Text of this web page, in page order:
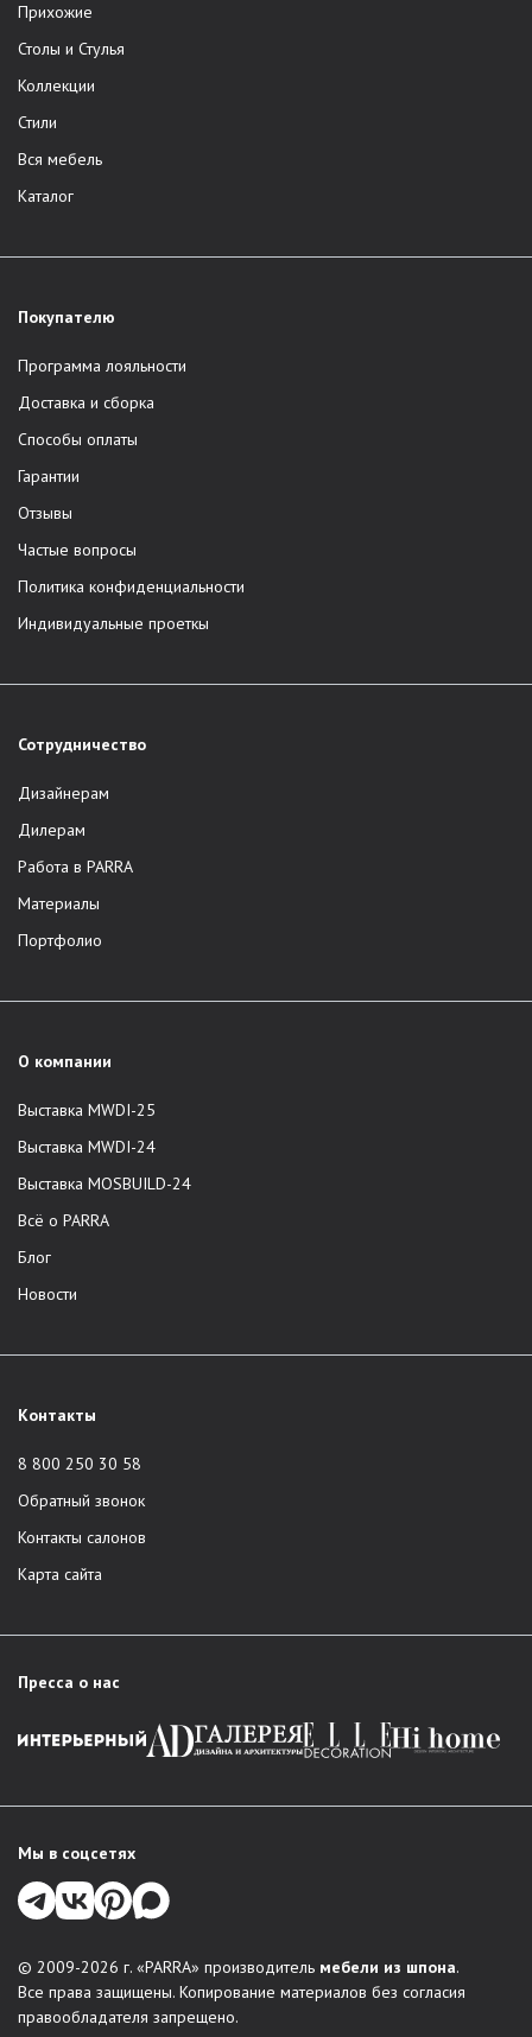
Прихожие
Столы и Стулья
Коллекции
Стили
Вся мебель
Каталог
Покупателю
Программа лояльности
Доставка и сборка
Способы оплаты
Гарантии
Отзывы
Частые вопросы
Политика конфиденциальности
Индивидуальные проеткы
Сотрудничество
Дизайнерам
Дилерам
Работа в PARRA
Материалы
Портфолио
О компании
Выставка MWDI-25
Выставка MWDI-24
Выставка MOSBUILD-24
Всё о PARRA
Блог
Новости
Контакты
8 800 250 30 58
Обратный звонок
Контакты салонов
Карта сайта
Пресса о нас
Мы в соцсетях
© 2009-2026 г. «PARRA» производитель мебели из шпона.
Все права защищены. Копирование материалов без согласия
правообладателя запрещено.